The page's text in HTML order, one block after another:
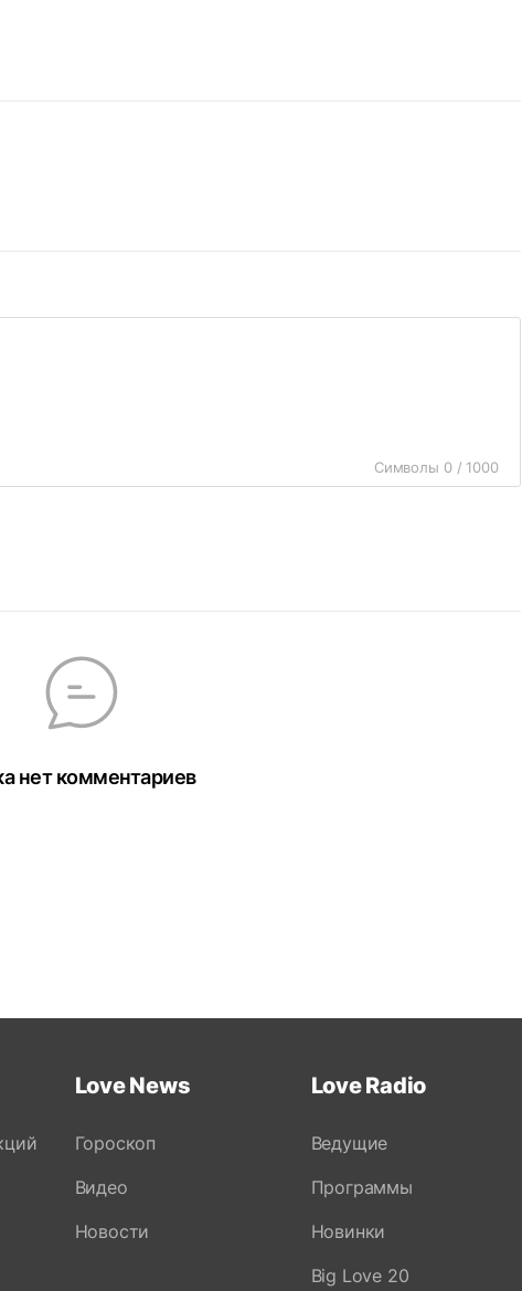
Символы 0 / 1000
нет комментариев
Love News
Гороскоп
Видео
Новости
Love Radio
Ведущие
Программы
Новинки
Big Love 20